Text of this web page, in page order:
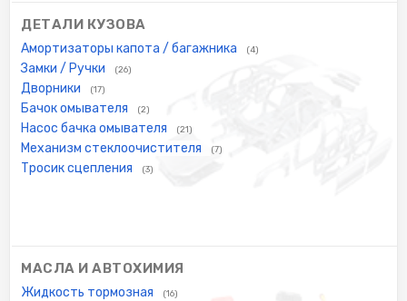
ДЕТАЛИ КУЗОВА
Амортизаторы капота / багажника (4)
Замки / Ручки (26)
Дворники (17)
Бачок омывателя (2)
Насос бачка омывателя (21)
Механизм стеклоочистителя (7)
Тросик сцепления (3)
МАСЛА И АВТОХИМИЯ
Жидкость тормозная (16)